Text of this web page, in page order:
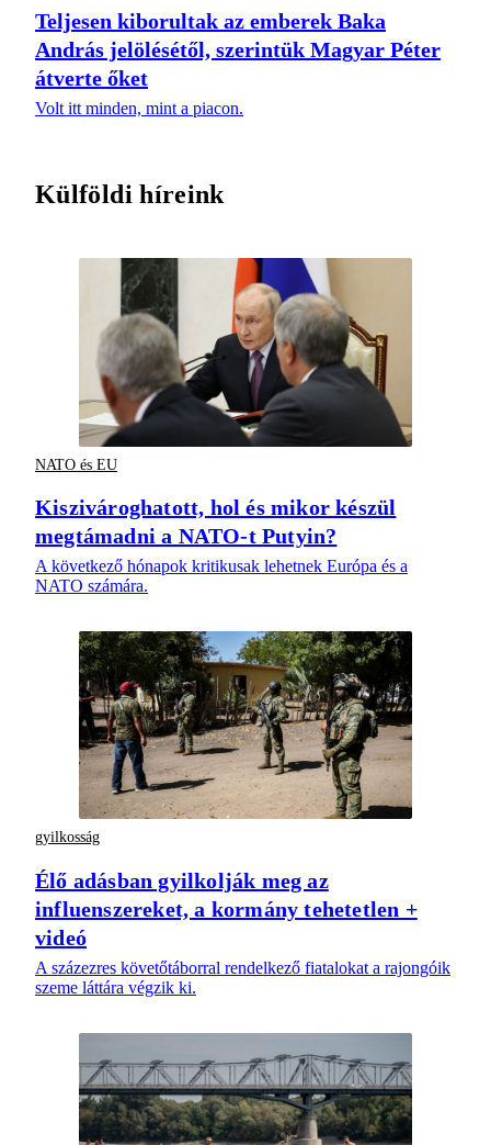
Teljesen kiborultak az emberek Baka
András jelölésétől, szerintük Magyar Péter
átverte őket
Volt itt minden, mint a piacon.
Külföldi híreink
NATO és EU
Kiszivároghatott, hol és mikor készül
megtámadni a NATO-t Putyin?
A következő hónapok kritikusak lehetnek Európa és a
NATO számára.
gyilkosság
Élő adásban gyilkolják meg az
influenszereket, a kormány tehetetlen +
videó
A százezres követőtáborral rendelkező fiatalokat a rajongóik
szeme láttára végzik ki.